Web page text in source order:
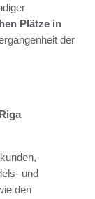
Plätze in
der
und
den